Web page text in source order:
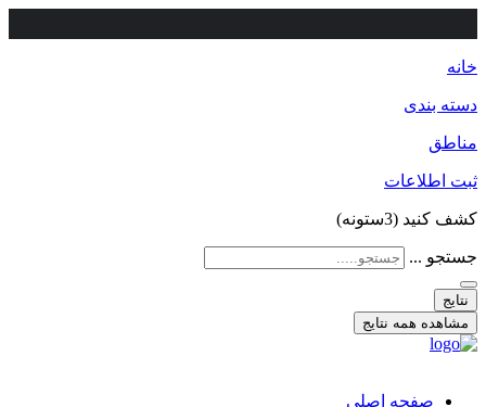
خانه
دسته بندی
مناطق
ثبت اطلاعات
کشف کنید (3ستونه)
جستجو ...
نتایج
مشاهده همه نتایج
صفحه اصلی